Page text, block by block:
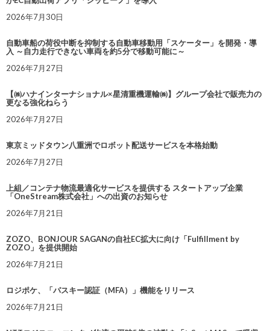
2026年7月30日
自動車船の荷役中断を抑制する自動車移動用「スケーター」を開発・導
入 ～自力走行できない車両を約5分で移動可能に～
2026年7月27日
【㈱ハナインターナショナル×星清重機運輸㈱】グループ会社で販売力の
更なる強化ねらう
2026年7月27日
東京ミッドタウン八重洲でロボット配送サービスを本格始動
2026年7月27日
上組／コンテナ物流最適化サービスを提供する スタートアップ企業
「OneStream株式会社」への出資のお知らせ
2026年7月21日
ZOZO、BONJOUR SAGANの自社EC拡大に向け「Fulfillment by
ZOZO」を提供開始
2026年7月21日
ロジポケ、「パスキー認証（MFA）」機能をリリース
2026年7月21日